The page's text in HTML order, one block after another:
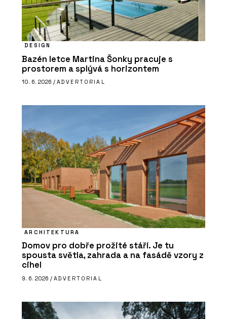
DESIGN
Bazén letce Martina Šonky pracuje s
prostorem a splývá s horizontem
10. 6. 2026 / ADVERTORIAL
ARCHITEKTURA
Domov pro dobře prožité stáří. Je tu
spousta světla, zahrada a na fasádě vzory z
cihel
9. 6. 2026 / ADVERTORIAL